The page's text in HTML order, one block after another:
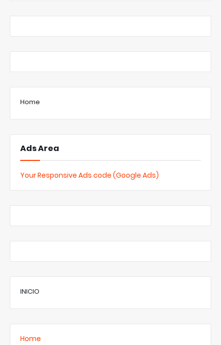
Home
Ads Area
Your Responsive Ads code (Google Ads)
INICIO
Home